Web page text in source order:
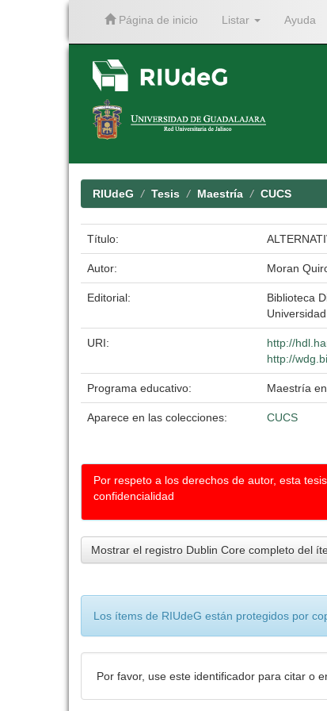
Página de inicio Listar Ayuda
RIUdeG Tesis Maestría CUCS
Título:
Autor: Moran
Editorial:
Biblioteca
URI:
http://
http://
Programa educativo: Maestría
Aparece en las colecciones: CUCS
Por respeto a los derechos de autor, esta
confidencialidad
Mostrar el registro Dublin Core completo del
Los ítems de RIUdeG están protegidos por
Por favor, use este identificador para citar o